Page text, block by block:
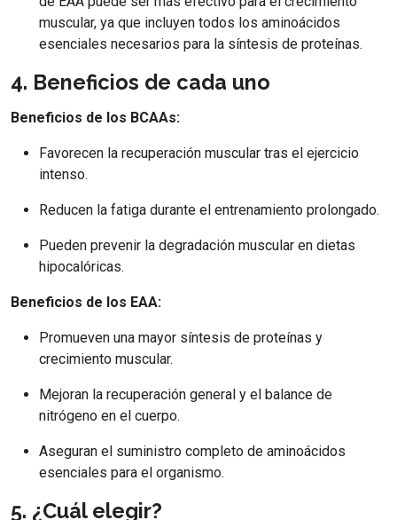
muscular, ya que incluyen todos los aminoácidos
esenciales necesarios para la síntesis de proteínas.
4. Beneficios de cada uno
Beneficios de los BCAAs:
Favorecen la recuperación muscular tras el ejercicio
intenso.
Reducen la fatiga durante el entrenamiento prolongado.
Pueden prevenir la degradación muscular en dietas
hipocalóricas.
Beneficios de los EAA:
Promueven una mayor síntesis de proteínas y
crecimiento muscular.
Mejoran la recuperación general y el balance de
nitrógeno en el cuerpo.
Aseguran el suministro completo de aminoácidos
esenciales para el organismo.
5. ¿Cuál elegir?